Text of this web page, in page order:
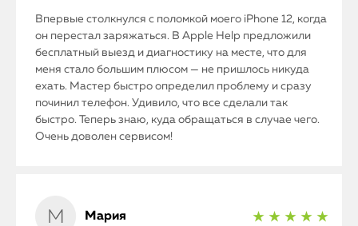
Впервые столкнулся с поломкой моего iPhone 12, когда
он перестал заряжаться. В Apple Help предложили
бесплатный выезд и диагностику на месте, что для
меня стало большим плюсом — не пришлось никуда
ехать. Мастер быстро определил проблему и сразу
починил телефон. Удивило, что все сделали так
быстро. Теперь знаю, куда обращаться в случае чего.
Очень доволен сервисом!
Мария ★ ★ ★ ★ ★